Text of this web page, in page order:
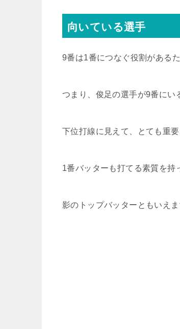
向いている選手
9番は1番につなぐ役割がある
つまり、俊足の選手が9番にい
下位打線に見えて、とても重要
1番バッターも打てる素質を持
影のトップバッターともいえま